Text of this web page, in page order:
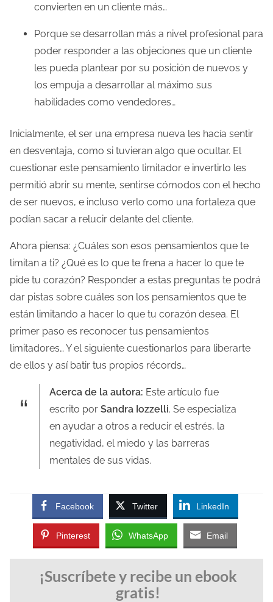
convierten en un cliente más…
Porque se desarrollan más a nivel profesional para
poder responder a las objeciones que un cliente
les pueda plantear por su posición de nuevos y
los empuja a desarrollar al máximo sus
habilidades como vendedores…
Inicialmente, el ser una empresa nueva les hacía sentir
en desventaja, como si tuvieran algo que ocultar. El
cuestionar este pensamiento limitador e invertirlo les
permitió abrir su mente, sentirse cómodos con el hecho
de ser nuevos, e incluso verlo como una fortaleza que
podían sacar a relucir delante del cliente.
Ahora piensa: ¿Cuáles son esos pensamientos que te
limitan a ti? ¿Qué es lo que te frena a hacer lo que te
pide tu corazón? Responder a estas preguntas te podrá
dar pistas sobre cuáles son los pensamientos que te
están limitando a hacer lo que tu corazón desea. El
primer paso es reconocer tus pensamientos
limitadores… Y el siguiente cuestionarlos para liberarte
de ellos y así batir tus propios récords…
Acerca de la autora: Este artículo fue
escrito por Sandra Iozzelli. Se especializa
en ayudar a otros a reducir el estrés, la
negatividad, el miedo y las barreras
mentales de sus vidas.
Facebook Twitter LinkedIn
Pinterest WhatsApp Email